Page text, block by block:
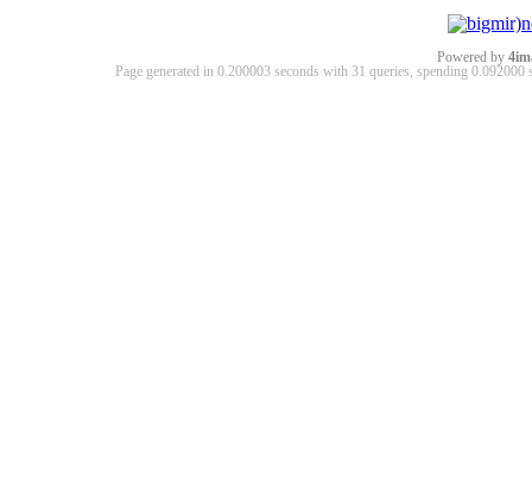
Powered by
Page generated in 0.200003 seconds with 31 queries, spending